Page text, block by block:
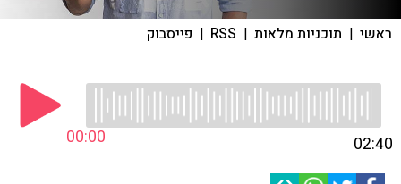
ראשי | תוכניות מלאות |
RSS
| פייסבוק
00:00 02:40